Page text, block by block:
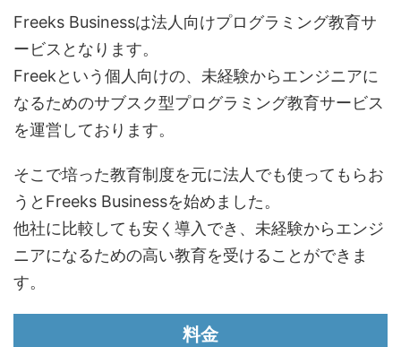
Freeks Businessは法人向けプログラミング教育サ
ービスとなります。
Freekという個人向けの、未経験からエンジニアに
なるためのサブスク型プログラミング教育サービス
を運営しております。
そこで培った教育制度を元に法人でも使ってもらお
うとFreeks Businessを始めました。
他社に比較しても安く導入でき、未経験からエンジ
ニアになるための高い教育を受けることができま
す。
料金